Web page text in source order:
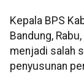
Kepala BPS
Bandung,
menjadi salah
penyusunan